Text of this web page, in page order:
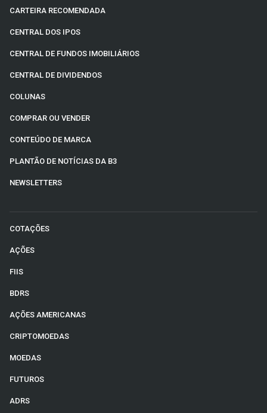
CARTEIRA RECOMENDADA
CENTRAL DOS IPOS
CENTRAL DE FUNDOS IMOBILIÁRIOS
CENTRAL DE DIVIDENDOS
COLUNAS
COMPRAR OU VENDER
CONTEÚDO DE MARCA
PLANTÃO DE NOTÍCIAS DA B3
NEWSLETTERS
COTAÇÕES
AÇÕES
FIIS
BDRS
AÇÕES AMERICANAS
CRIPTOMOEDAS
MOEDAS
FUTUROS
ADRS